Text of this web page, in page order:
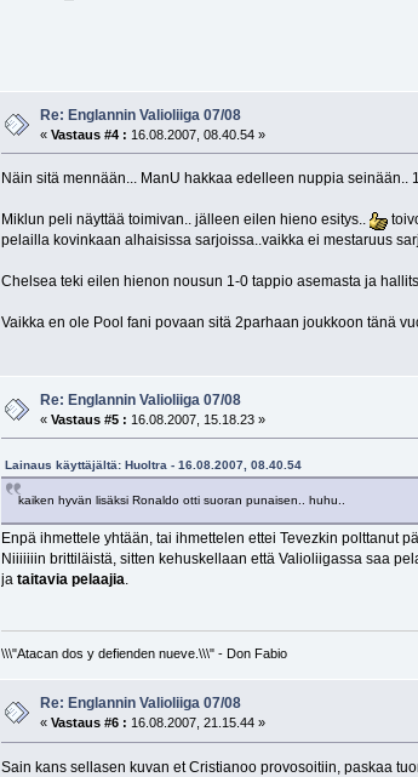
Re: Englannin Valioliiga 07/08
«Vastaus #4 : 16.08.2007, 08.40.54 »
Näin sitä mennään... ManU hakkaa edelleen nuppia
Miklun peli näyttää toimivan.. jälleen eilen hieno esitys..
pelailla kovinkaan alhaisissa sarjoissa..vaikka ei mestaruus
Chelsea teki eilen hienon nousun 1-0 tappio asemasta ja
Vaikka en ole Pool fani povaan sitä 2parhaan joukkoon tänä
Re: Englannin Valioliiga 07/08
«Vastaus #5 : 16.08.2007, 15.18.23 »
Lainaus käyttäjältä: Huoltra - 16.08.2007, 08.40.54
kaiken hyvän lisäksi Ronaldo otti suoran punaisen.. huhu..
Enpä ihmettele yhtään, tai ihmettelen ettei Tevezkin polttanut
Niiiiiiin brittiläistä, sitten kehuskellaan että Valioliigassa saa
ja taitavia pelaajia
\\\"Atacan dos y defienden nueve.\\\" - Don Fabio
Re: Englannin Valioliiga 07/08
«Vastaus #6 : 16.08.2007, 21.15.44 »
Sain kans sellasen kuvan et Cristianoo provosoitiin, paskaa